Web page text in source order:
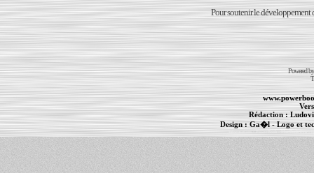
Pour soutenir le développement
Powered
Rédaction :
Design :Ga�l- Logo et
Informations :